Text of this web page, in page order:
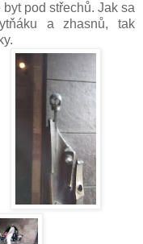
pod střechů. Jak sa
a zhasnů, tak